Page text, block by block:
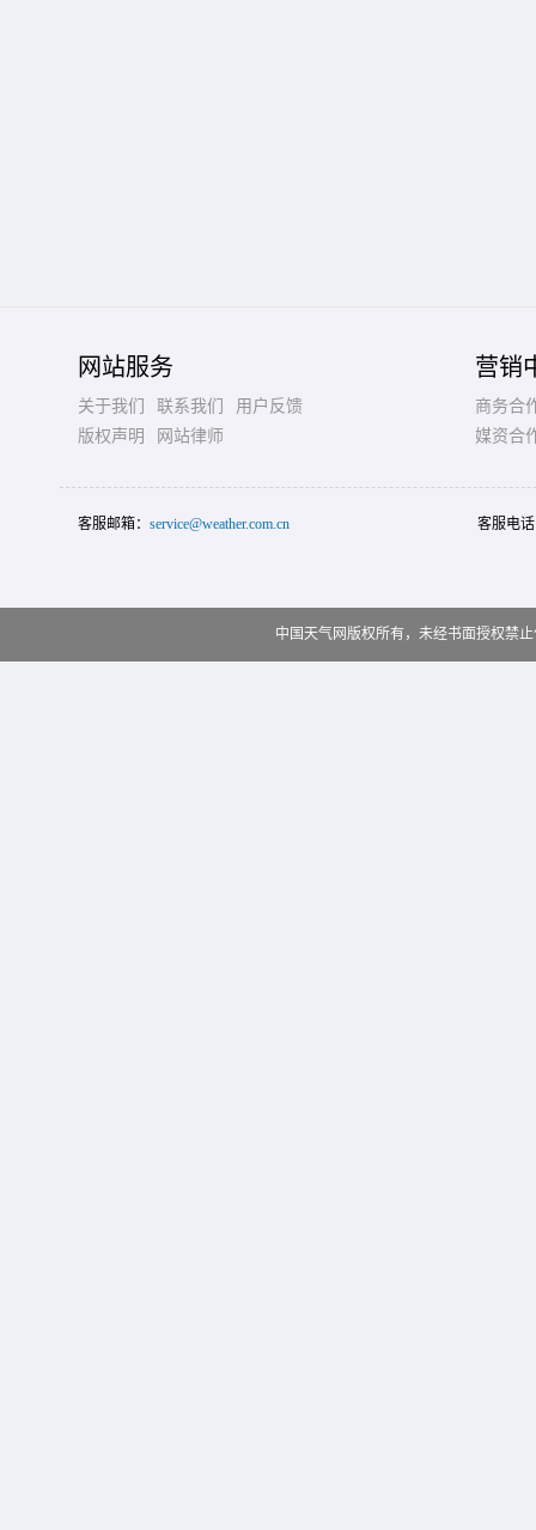
网站服务
关于我们 联系我们
用户反馈
版权声明
网站律师
营销
商务合
媒资合
客服邮箱： service@weather.com.cn 客服电
中国天气网版权所有，未经书面授权